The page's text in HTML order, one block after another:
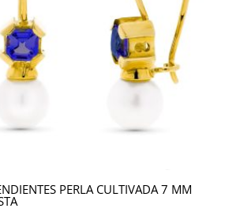
PERLA CULTIVADA 7 MM